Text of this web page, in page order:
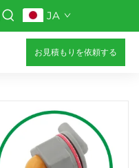
JA
お見積もりを依頼する